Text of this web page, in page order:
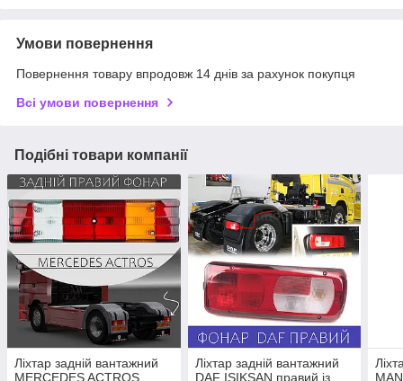
Умови повернення
Повернення товару впродовж 14 днів за рахунок покупця
Всі умови повернення
Подібні товари компанії
Ліхтар задній вантажний
MERCEDES ACTROS
Ліхтар задній вантажний
DAF ISIKSAN правий із